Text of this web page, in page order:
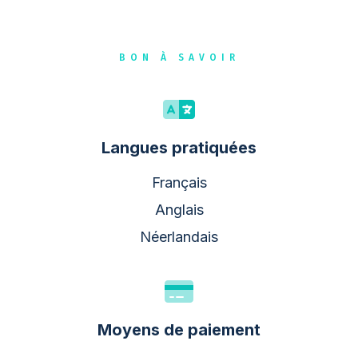
BON À SAVOIR
Langues pratiquées
Français
Anglais
Néerlandais
Moyens de paiement